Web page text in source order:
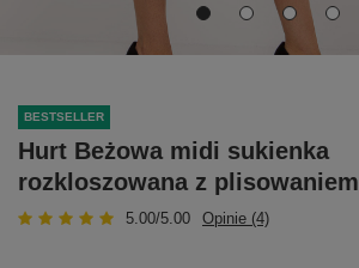
BESTSELLER
Hurt Beżowa midi sukienka
rozkloszowana z plisowaniem
5.00/5.00 Opinie (4)